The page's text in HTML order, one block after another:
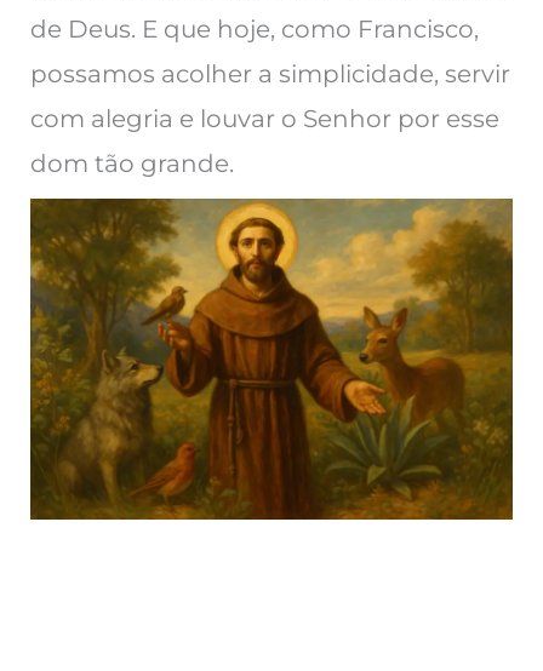
de Deus. E que hoje, como Francisco,
possamos acolher a simplicidade, servir
com alegria e louvar o Senhor por esse
dom tão grande.